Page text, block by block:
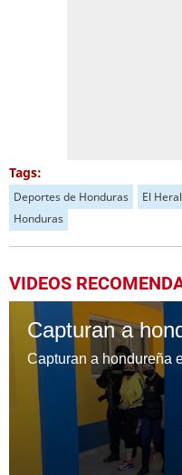
Tags:
Deportes de Honduras El
Honduras
VIDEOS
Capturan a hondureña